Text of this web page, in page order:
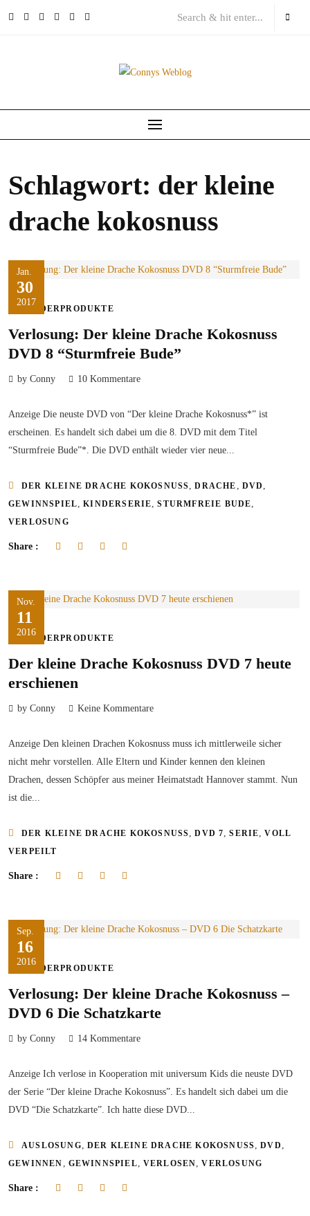
Schlagwort: der kleine
drache kokosnuss
Jan.
30
2017
KINDERPRODUKTE
Verlosung: Der kleine Drache Kokosnuss
DVD 8 “Sturmfreie Bude”
by Conny 10 Kommentare
Anzeige Die neuste DVD von “Der kleine Drache Kokosnuss*” ist
erscheinen. Es handelt sich dabei um die 8. DVD mit dem Titel
“Sturmfreie Bude”*. Die DVD enthält wieder vier neue...
DER KLEINE DRACHE KOKOSNUSS ,DRACHE DVD
GEWINNSPIEL ,KINDERSERIE ,STURMFREIE BUDE
VERLOSUNG
Share :
Nov.
11
2016
KINDERPRODUKTE
Der kleine Drache Kokosnuss DVD 7 heute
erschienen
by Conny Keine Kommentare
Anzeige Den kleinen Drachen Kokosnuss muss ich mittlerweile sicher
nicht mehr vorstellen. Alle Eltern und Kinder kennen den kleinen
Drachen, dessen Schöpfer aus meiner Heimatstadt Hannover stammt. Nun
ist die...
DER KLEINE DRACHE KOKOSNUSS,DVD 7,SERIE,VOLL
VERPEILT
Share :
Sep.
16
2016
KINDERPRODUKTE
Verlosung: Der kleine Drache Kokosnuss –
DVD 6 Die Schatzkarte
by Conny 14 Kommentare
Anzeige Ich verlose in Kooperation mit universum Kids die neuste DVD
der Serie “Der kleine Drache Kokosnuss”. Es handelt sich dabei um die
DVD “Die Schatzkarte”. Ich hatte diese DVD...
AUSLOSUNG, DER KLEINE DRACHE KOKOSNUSS,DVD ,
GEWINNEN , GEWINNSPIEL, VERLOSEN,VERLOSUNG
Share :